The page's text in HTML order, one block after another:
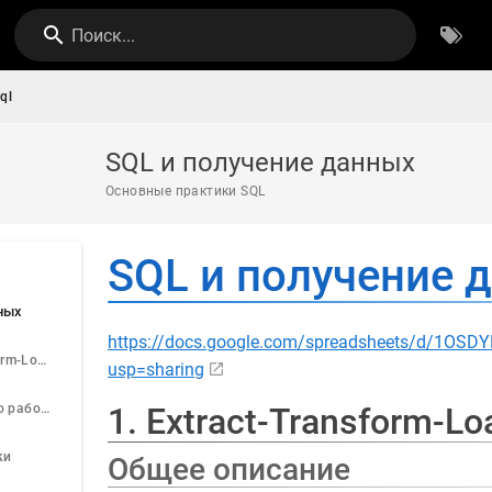
Поиск...
SQL и получение данных
Основные практики SQL
1. Extract-Transform-Load (ETL)
Рекомендации по работе с SQL-кодом:
SQL и получение
https://docs.google.com/spreadsheets/d/
usp=sharing
1. Extract-Transform-
Общее описание